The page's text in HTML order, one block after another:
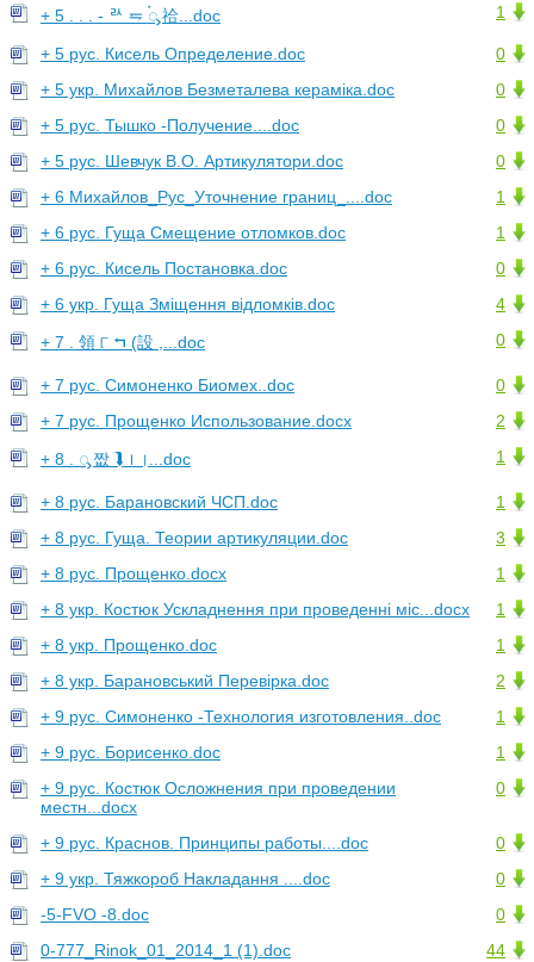
1
+ 5 . . . - ꥬ ⥧ ࠭ᯮ 祫...doc
0
+ 5 рус. Кисель Определение.doc
0
+ 5 укр. Михайлов Безметалева кераміка.doc
0
+ 5 рус. Тышко -Получение....doc
0
+ 5 рус. Шевчук В.О. Артикулятори.doc
1
+ 6 Михайлов_Рус_Уточнение границ_....doc
1
+ 6 рус. Гуща Смещение отломков.doc
0
+ 6 рус. Кисель Постановка.doc
4
+ 6 укр. Гуща Зміщення відломків.doc
0
+ 7 . 領 ୮ ⮢ (設 ,...doc
0
+ 7 рус. Симоненко Биомех..doc
2
+ 7 рус. Прощенко Использование.docx
1
+ 8 . ᯮ 짮 ⮯ ᪨ ।...doc
1
+ 8 рус. Барановский ЧСП.doc
3
+ 8 рус. Гуща. Теории артикуляции.doc
1
+ 8 рус. Прощенко.docx
1
+ 8 укр. Костюк Ускладнення при проведенні міс...docx
1
+ 8 укр. Прощенко.doc
2
+ 8 укр. Барановський Перевірка.doc
1
+ 9 рус. Симоненко -Технология изготовления..doc
1
+ 9 рус. Борисенко.doc
0
+ 9 рус. Костюк Осложнения при проведении
местн...docx
0
+ 9 рус. Краснов. Принципы работы....doc
0
+ 9 укр. Тяжкороб Накладання ....doc
0
-5-FVO -8.doc
44
0-777_Rinok_01_2014_1 (1).doc